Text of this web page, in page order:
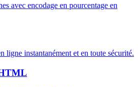
avec encodage en pourcentage en
ligne instantanément et en toute sécurité.